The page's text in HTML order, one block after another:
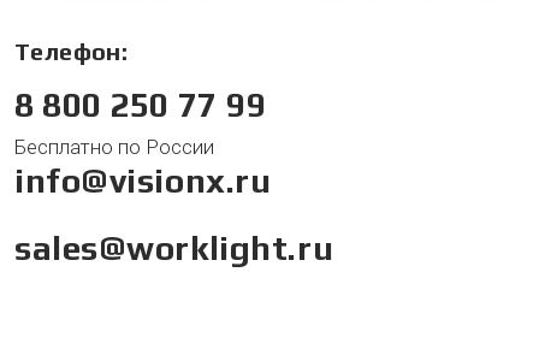
Телефон:
8 800 250 77 99
Бесплатно по России
info@visionx.ru
sales@worklight.ru